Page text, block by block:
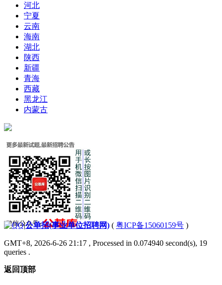
河北
宁夏
云南
海南
湖北
陕西
新疆
青海
西藏
黑龙江
内蒙古
|公单招(事业单位招聘网) ( 粤ICP备15060159号 )
GMT+8, 2026-6-26 21:17 , Processed in 0.074940 second(s), 19
queries .
返回顶部